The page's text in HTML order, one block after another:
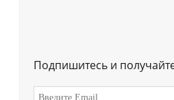
Подпишитесь и